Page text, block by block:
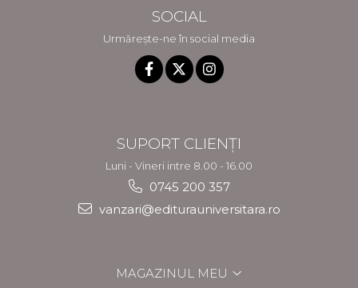
SOCIAL
Urmărește-ne în social media
SUPORT CLIENȚI
Luni - Vineri intre 8.00 - 16.00
0745 200 357
vanzari@editurauniversitara.ro
MAGAZINUL MEU